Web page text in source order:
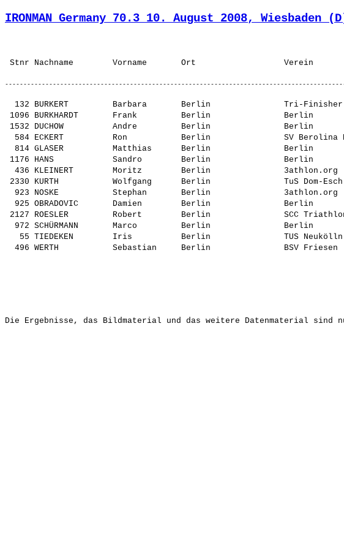
IRONMAN Germany 70.3 10. August 2008, Wiesbaden
132 BURKERT         Barbara       Berlin               Tri-
1096 BURKHARDT       Frank         Berlin
1532 DUCHOW          Andre         Berlin
584 ECKERT          Ron           Berlin               SV
814 GLASER          Matthias      Berlin
1176 HANS            Sandro        Berlin
436 KLEINERT        Moritz        Berlin
2330 KURTH           Wolfgang      Berlin               TuS
923 NOSKE           Stephan       Berlin
925 OBRADOVIC       Damien        Berlin
2127 ROESLER         Robert        Berlin               SCC
972 SCHÜRMANN       Marco         Berlin
55 TIEDEKEN        Iris          Berlin               TUS
Die Ergebnisse, das Bildmaterial und das weitere Datenmaterial